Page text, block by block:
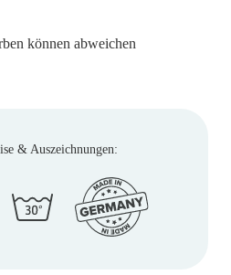
können abweichen
& Auszeichnungen: